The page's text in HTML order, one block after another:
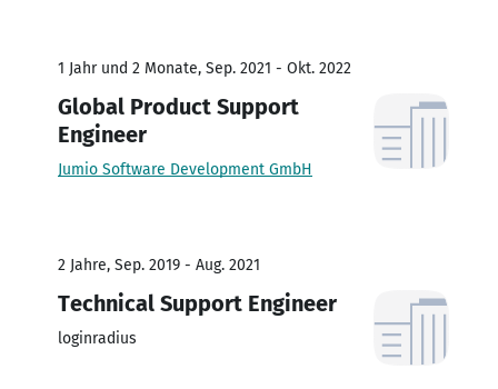
1 Jahr und 2 Monate, Sep. 2021 - Okt. 2022
Global Product Support
Engineer
Jumio Software Development GmbH
2 Jahre, Sep. 2019 - Aug. 2021
Technical Support Engineer
loginradius